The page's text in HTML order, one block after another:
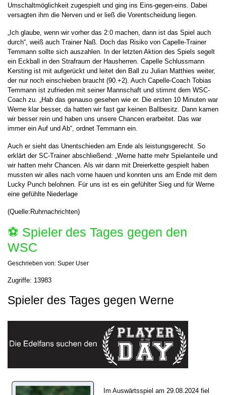
Umschaltmöglichkeit zugespielt und ging ins Eins-gegen-eins. Dabei
versagten ihm die Nerven und er ließ die Vorentscheidung liegen.
„Ich glaube, wenn wir vorher das 2:0 machen, dann ist das Spiel auch
durch“, weiß auch Trainer Naß. Doch das Risiko von Capelle-Trainer
Temmann sollte sich auszahlen. In der letzten Aktion des Spiels segelt
ein Eckball in den Strafraum der Hausherren. Capelle Schlussmann
Kersting ist mit aufgerückt und leitet den Ball zu Julian Matthies weiter,
der nur noch einschieben braucht (90.+2). Auch Capelle-Coach Tobias
Temmann ist zufrieden mit seiner Mannschaft und stimmt dem WSC-
Coach zu. „Hab das genauso gesehen wie er. Die ersten 10 Minuten war
Werne klar besser, da hatten wir fast gar keinen Ballbesitz. Dann kamen
wir besser rein und haben uns unsere Chancen erarbeitet. Das war
immer ein Auf und Ab“, ordnet Temmann ein.
Auch er sieht das Unentschieden am Ende als leistungsgerecht. So
erklärt der SC-Trainer abschließend: „Werne hatte mehr Spielanteile und
wir hatten mehr Chancen. Als wir dann mit Dreierkette gespielt haben
mussten wir alles nach vorne hauen und konnten uns am Ende mit dem
Lucky Punch belohnen. Für uns ist es ein gefühlter Sieg und für Werne
eine gefühlte Niederlage
(Quelle:Ruhrnachrichten)
⚽️ Spieler des Tages gegen den
WSC
Geschrieben von: Super User
Zugriffe: 13983
Spieler des Tages gegen Werne
Im Auswärtsspiel am 29.08.2024 fiel